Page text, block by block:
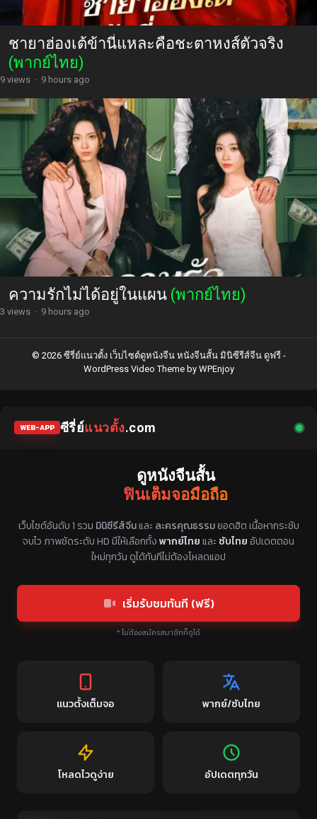
ชายาฮ่องเต้ข้านี่แหละคือชะตาหงส์ตัวจริง
(พากย์ไทย)
9 views · 9 hours ago
ความรักไม่ได้อยู่ในแผน (พากย์ไทย)
3 views · 9 hours ago
© 2026 ซีรี่ย์แนวตั้ง เว็บไซต์ดูหนังจีน หนังจีนสั้น มินิซีรีส์จีน ดูฟรี -
WordPress Video Themeby WPEnjoy
WEB-APP ซีรี่ย์แนวตั้ง.com
ดูหนังจีนสั้น
ฟินเต็มจอมือถือ
แหล่งรวมซีรี่ย์จีนแนวตั้ง พากย์ไทย ซับไทย
เว็บไซต์อันดับ 1 รวม มินิซีรีส์จีนและ ละครคุณธรรมยอดฮิต เนื้อหากระชับ
จบไว ภาพชัดระดับ HD มีให้เลือกทั้งพากย์ไทยและ ซับไทยอัปเดตตอน
ใหม่ทุกวัน ดูได้ทันทีไม่ต้องโหลดแอป
เริ่มรับชมทันที (ฟรี)
* ไม่ต้องสมัครสมาชิกก็ดูได้
แนวตั้งเต็มจอ พากย์/ซับไทย
โหลดไวดูง่าย อัปเดตทุกวัน